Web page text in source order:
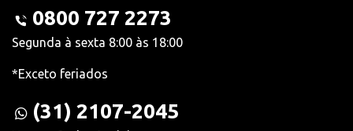
0800 727 2273
Segunda à sexta 8:00 às 18:00
*Exceto feriados
(31) 2107-2045